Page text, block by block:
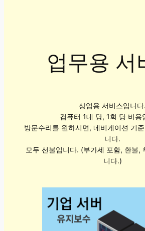
업무용 서
상업용 서비스입니다.
컴퓨터 1대 당, 1회 당 비용
방문수리를 원하시면, 네비게이션 기
니다.
모두 선불입니다. (부가세 포함, 환불,
니다.)